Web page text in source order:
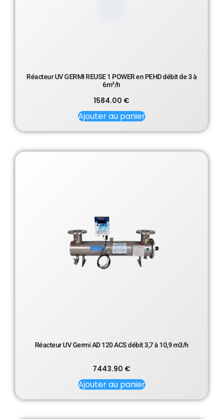
Réacteur UV GERMI REUSE 1 POWER en PEHD débit de 3 à
6m³/h
1584.00 €
Ajouter au panier
Réacteur UV Germi AD 120 ACS débit 3,7 à 10,9 m3/h
7443.90 €
Ajouter au panier